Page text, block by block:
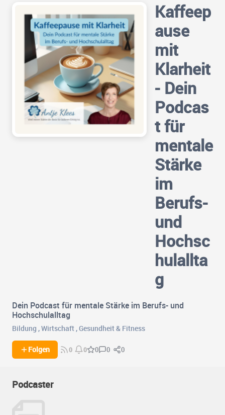
Kaffeep
ause
mit
Klarheit
- Dein
Podcas
t für
mentale
Stärke
im
Berufs-
und
Hochsc
hulallta
g
Dein Podcast für mentale Stärke im Berufs- und
Hochschulalltag
Bildung ,Wirtschaft ,Gesundheit & Fitness
Folgen 0 0 0 0 0
Podcaster